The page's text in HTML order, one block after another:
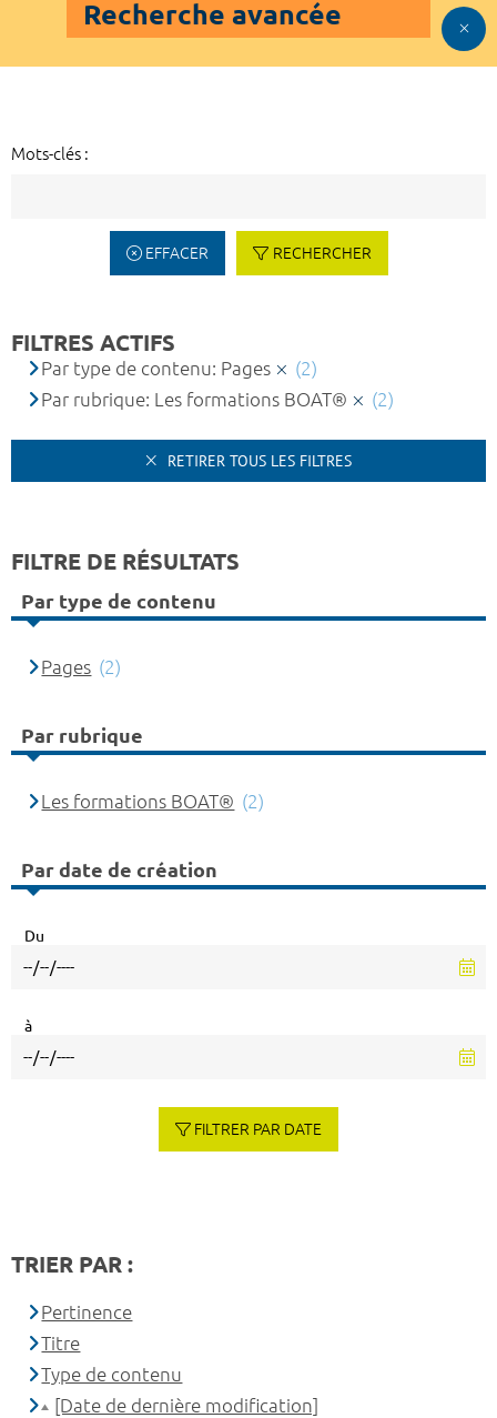
Recherche avancée
Mots-clés :
EFFACER RECHERCHER
FILTRES ACTIFS
Par type de contenu: Pages
(2)
Par rubrique: Les formations BOAT®
(2)
RETIRER TOUS LES FILTRES
FILTRE DE RÉSULTATS
Par type de contenu
Pages (2)
Par rubrique
Les formations BOAT® (2)
Par date de création
Du
à
FILTRER PAR DATE
TRIER PAR :
Pertinence
Titre
Type de contenu
[Date de dernière modification]